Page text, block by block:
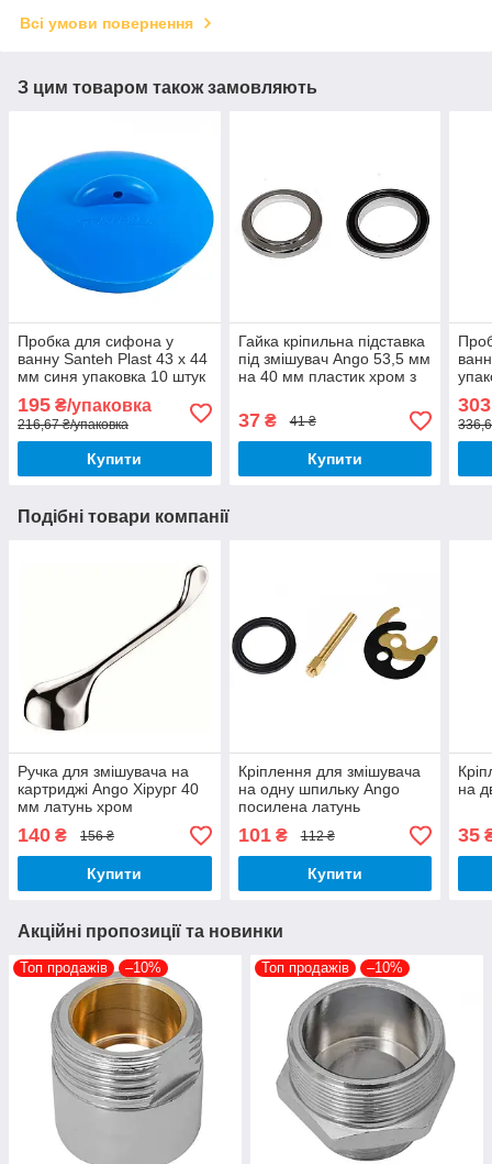
Всі умови повернення
З цим товаром також замовляють
Пробка для сифона у
ванну Santeh Plast 43 х 44
мм синя упаковка 10 штук
195 ₴/упаковка
216,67 ₴/упаковка
Купити
Гайка кріпильна підставка
під змішувач Ango 53,5 мм
на 40 мм пластик хром з
37₴ 41 ₴
Купити
303
Подібні товари компанії
Ручка для змішувача на
картриджі Ango Хірург 40
мм латунь хром
140 ₴ 156 ₴
Купити
Кріплення для змішувача
на одну шпильку Ango
посилена латунь
101₴ 112 ₴
Купити
на
35
Акційні пропозиції та новинки
Топ продажів –10% Топ продажів –10%